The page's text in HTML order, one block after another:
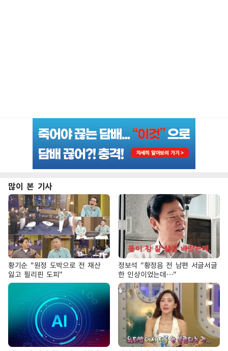
많이 본 기사
황기순 "원정 도박으로 전 재산
잃고 필리핀 도피"
정보석 "황정음 전 남편 서글서글
한 인상이었는데…"